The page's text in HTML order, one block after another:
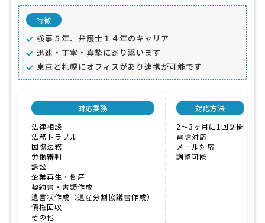
特徴
検事５年、弁護士１４年のキャリア
迅速・丁寧・真摯に寄り添います
東京と札幌にオフィスがあり連携が可能です
対応業務
法律相談
法務トラブル
国際法務
労働審判
訴訟
企業再生・倒産
契約書・書類作成
遺言状作成（遺産分割協議書作成）
債権回収
その他
対応方法
2〜3ヶ月に1回訪問
電話対応
メール対応
調整可能